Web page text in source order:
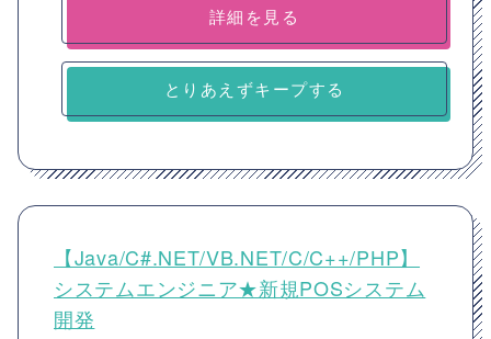
詳細を見る
とりあえずキープする
【Java/C#.NET/VB.NET/C/C++/PHP】
システムエンジニア★新規POSシステム
開発